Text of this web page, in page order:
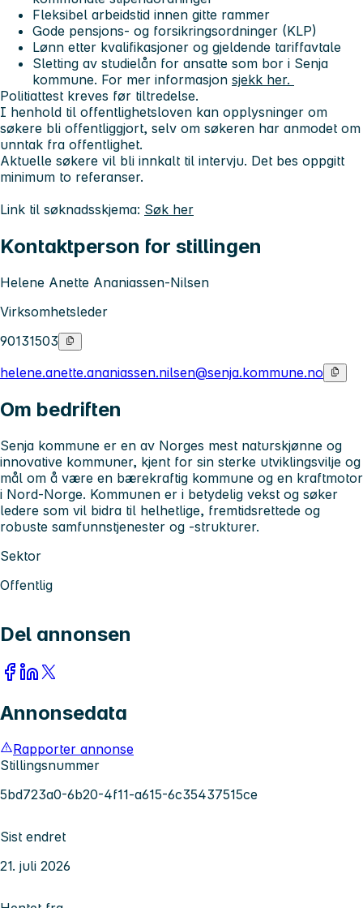
Fleksibel arbeidstid innen gitte rammer
Gode pensjons- og forsikringsordninger (KLP)
Lønn etter kvalifikasjoner og gjeldende tariffavtale
Sletting av studielån for ansatte som bor i Senja
kommune. For mer informasjon sjekk her.
Politiattest kreves før tiltredelse.
I henhold til offentlighetsloven kan opplysninger om
søkere bli offentliggjort, selv om søkeren har anmodet om
unntak fra offentlighet.
Aktuelle søkere vil bli innkalt til intervju. Det bes oppgitt
minimum to referanser.
Link til søknadsskjema: Søk her
Kontaktperson for stillingen
Helene Anette Ananiassen-Nilsen
Virksomhetsleder
90131503
helene.anette.ananiassen.nilsen@senja.kommune.no
Om bedriften
Senja kommune er en av Norges mest naturskjønne og
innovative kommuner, kjent for sin sterke utviklingsvilje og
mål om å være en bærekraftig kommune og en kraftmotor
i Nord-Norge. Kommunen er i betydelig vekst og søker
ledere som vil bidra til helhetlige, fremtidsrettede og
robuste samfunnstjenester og -strukturer.
Sektor
Offentlig
Del annonsen
Annonsedata
Rapporter annonse
Stillingsnummer
5bd723a0-6b20-4f11-a615-6c35437515ce
Sist endret
21. juli 2026